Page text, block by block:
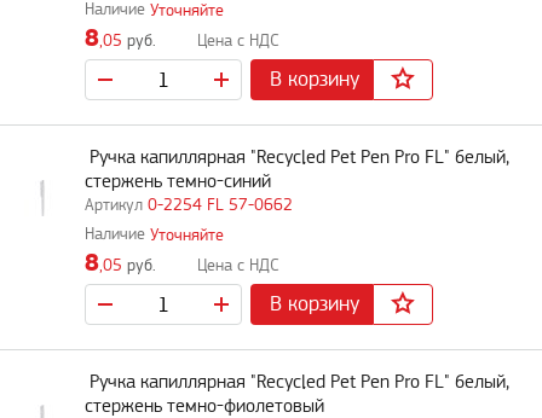
Уточняйте
8,05 руб.
В корзину
0-2254 FL 57-0662
Ручка капиллярная "Recycled Pet Pen Pro FL" белый,
стержень темно-синий
Уточняйте
8,05 руб.
В корзину
Ручка капиллярная "Recycled Pet Pen Pro FL" белый,
стержень темно-фиолетовый